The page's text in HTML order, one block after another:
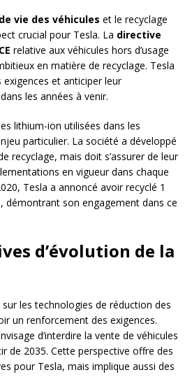
vie des véhicules et le recyclage
crucial pour Tesla. La directive
relative aux véhicules hors d’usage
en matière de recyclage. Tesla
et anticiper leur
les années à venir.
lithium-ion utilisées dans les
particulier. La société a développé
recyclage, mais doit s’assurer de leur
en vigueur dans chaque
Tesla a annoncé avoir recyclé 1
démontrant son engagement dans ce
d’évolution de la
sur les technologies de réduction des
un renforcement des exigences.
d’interdire la vente de véhicules
de 2035. Cette perspective offre des
pour Tesla, mais implique aussi des